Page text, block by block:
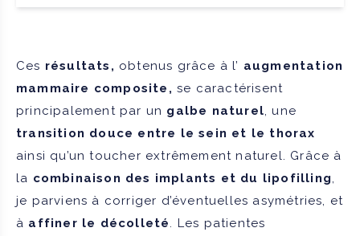
Ces résultats, obtenus grâce à l’ augmentation
mammaire composite, se caractérisent
principalement par un galbe naturel, une
transition douce entre le sein et le thorax
ainsi qu’un toucher extrêmement naturel. Grâce à
la combinaison des implants et du lipofilling,
je parviens à corriger d’éventuelles asymétries, et
à affiner le décolleté. Les patientes